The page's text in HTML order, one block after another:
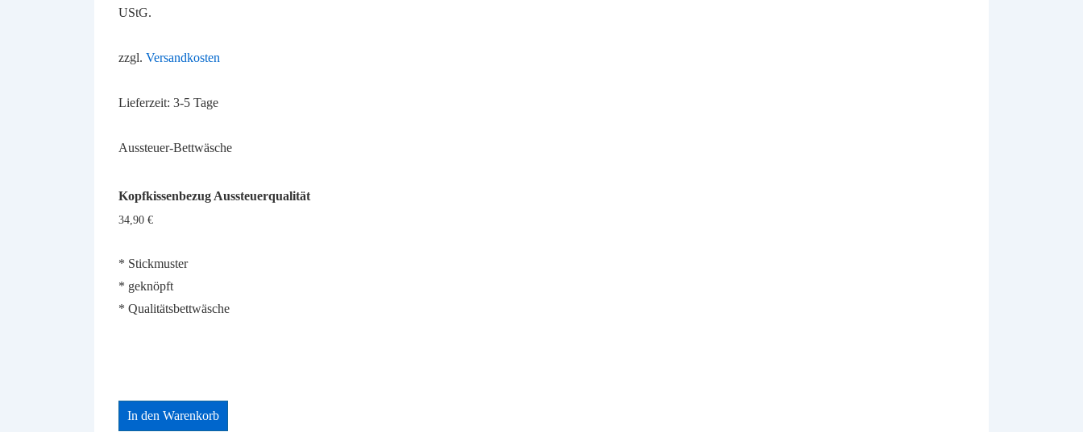
UStG.
zzgl. Versandkosten
Lieferzeit: 3-5 Tage
Aussteuer-Bettwäsche
Kopfkissenbezug Aussteuerqualität
34,90 €
* Stickmuster
* geknöpft
* Qualitätsbettwäsche
In den Warenkorb